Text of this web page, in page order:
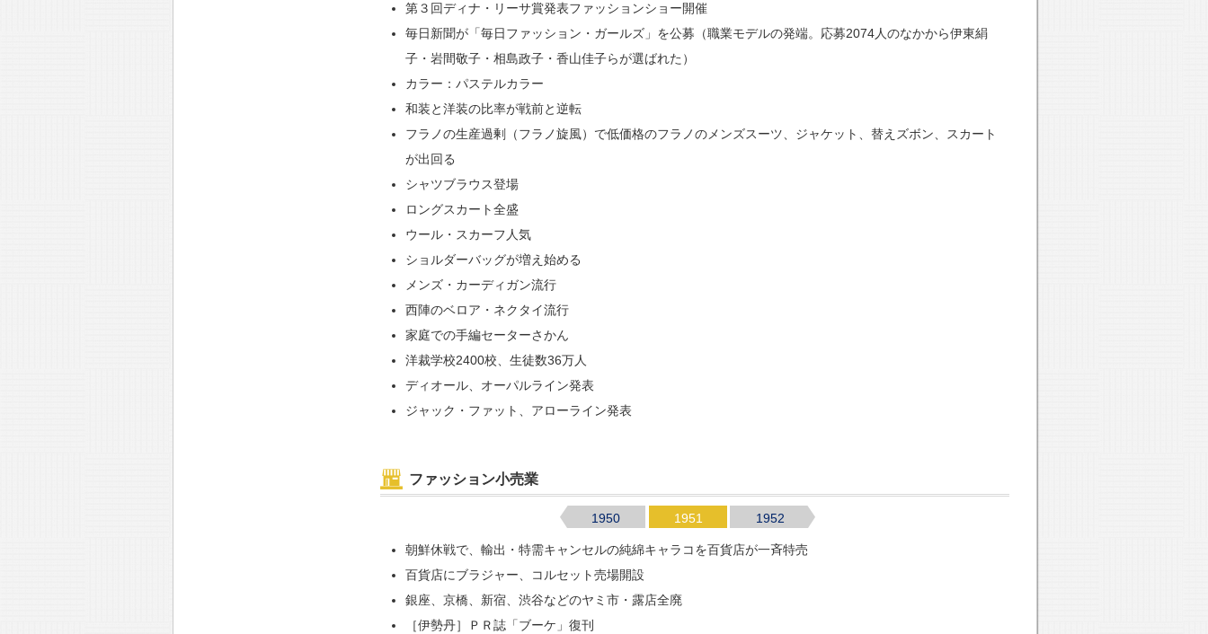
第３回ディナ・リーサ賞発表ファッションショー開催
毎日新聞が「毎日ファッション・ガールズ」を公募（職業モデルの発端。応募2074人のなかから伊東絹
子・岩間敬子・相島政子・香山佳子らが選ばれた）
カラー：パステルカラー
和装と洋装の比率が戦前と逆転
フラノの生産過剰（フラノ旋風）で低価格のフラノのメンズスーツ、ジャケット、替えズボン、スカート
が出回る
シャツブラウス登場
ロングスカート全盛
ウール・スカーフ人気
ショルダーバッグが増え始める
メンズ・カーディガン流行
西陣のベロア・ネクタイ流行
家庭での手編セーターさかん
洋裁学校2400校、生徒数36万人
ディオール、オーパルライン発表
ジャック・ファット、アローライン発表
ファッション小売業
1950 1951 1952
朝鮮休戦で、輸出・特需キャンセルの純綿キャラコを百貨店が一斉特売
百貨店にブラジャー、コルセット売場開設
銀座、京橋、新宿、渋谷などのヤミ市・露店全廃
［伊勢丹］ＰＲ誌「ブーケ」復刊